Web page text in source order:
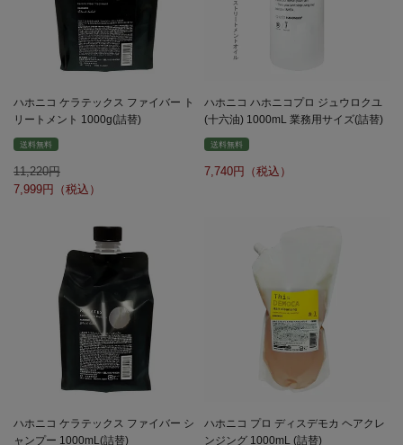
ハホニコ ケラテックス ファイバー ト
リートメント 1000g(詰替)
送料無料
11,220
7,999
ハホニコ ハホニコプロ ジュウロクユ
(十六油) 1000mL 業務用サイズ(詰替)
送料無料
7,740
ハホニコ ケラテックス ファイバー シ
ャンプー 1000mL(詰替)
ハホニコ プロ ディスデモカ ヘアクレ
ンジング 1000mL (詰替)